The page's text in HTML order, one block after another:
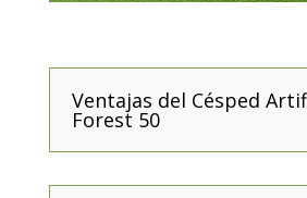
Ventajas del Césped
Forest 50